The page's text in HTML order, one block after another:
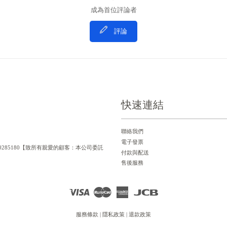
成為首位評論者
評論
【致所有親愛的顧客：本公司委託
快速連結
聯絡我們
電子發票
付款與配送
售後服務
Visa
American
服務條款 | 隱私政策 | 退款政策